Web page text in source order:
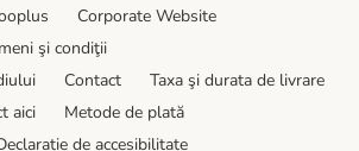
Corporate Website
şi condiţii
Contact
Taxa şi durata de livrare
aici
Metode de plată
de accesibilitate